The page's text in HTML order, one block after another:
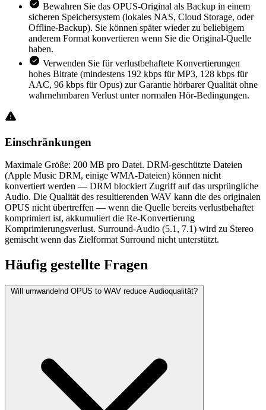
Bewahren Sie das OPUS-Original als Backup in einem
sicheren Speichersystem (lokales NAS, Cloud Storage, oder
Offline-Backup). Sie können später wieder zu beliebigem
anderem Format konvertieren wenn Sie die Original-Quelle
haben.
Verwenden Sie für verlustbehaftete Konvertierungen
hohes Bitrate (mindestens 192 kbps für MP3, 128 kbps für
AAC, 96 kbps für Opus) zur Garantie hörbarer Qualität ohne
wahrnehmbaren Verlust unter normalen Hör-Bedingungen.
Einschränkungen
Maximale Größe: 200 MB pro Datei. DRM-geschützte Dateien
(Apple Music DRM, einige WMA-Dateien) können nicht
konvertiert werden — DRM blockiert Zugriff auf das ursprüngliche
Audio. Die Qualität des resultierenden WAV kann die des originalen
OPUS nicht übertreffen — wenn die Quelle bereits verlustbehaftet
komprimiert ist, akkumuliert die Re-Konvertierung
Komprimierungsverlust. Surround-Audio (5.1, 7.1) wird zu Stereo
gemischt wenn das Zielformat Surround nicht unterstützt.
Häufig gestellte Fragen
Will umwandelnd OPUS to WAV reduce Audioqualität?